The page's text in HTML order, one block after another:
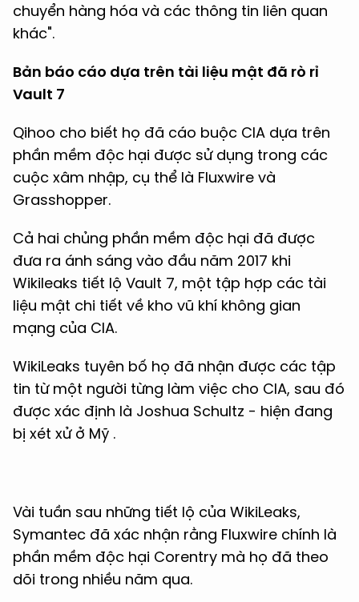
chuyển hàng hóa và các thông tin liên quan
khác".
Bản báo cáo dựa trên tài liệu mật đã rò rỉ
Vault 7
Qihoo cho biết họ đã cáo buộc CIA dựa trên
phần mềm độc hại được sử dụng trong các
cuộc xâm nhập, cụ thể là Fluxwire và
Grasshopper.
Cả hai chủng phần mềm độc hại đã được
đưa ra ánh sáng vào đầu năm 2017 khi
Wikileaks tiết lộ Vault 7, một tập hợp các tài
liệu mật chi tiết về kho vũ khí không gian
mạng của CIA.
WikiLeaks tuyên bố họ đã nhận được các tập
tin từ một người từng làm việc cho CIA, sau đó
được xác định là Joshua Schultz - hiện đang
bị xét xử ở Mỹ .
Vài tuần sau những tiết lộ của WikiLeaks,
Symantec đã xác nhận rằng Fluxwire chính là
phần mềm độc hại Corentry mà họ đã theo
dõi trong nhiều năm qua.